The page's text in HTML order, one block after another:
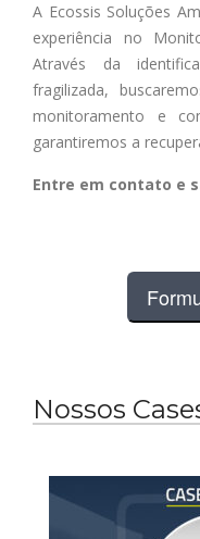
A Ecossis Soluções
experiência no
Através da
fragilizada,
monitoramento e
garantiremos a
Entre em contato e
Nossos